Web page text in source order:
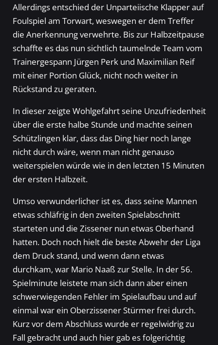
Allerdings entschied der Unparteiische Klapper auf
Foulspiel am Torwart, weswegen er dem Treffer
die Anerkennung verwehrte. Bis zur Halbzeitpause
schaffte es das nun sichtlich taumelnde Team vom
Trainergespann Jürgen Perk und Maximilian Reif
mit einer Portion Glück, nicht noch weiter in
Rückstand zu geraten.
In dieser zeigte Wohlgefahrt seine Unzufriedenheit
über die erste halbe Stunde und machte seinen
Schützlingen klar, dass das Ding hier noch lange
nicht durch wäre, wenn man nicht genauso
weiterspielen würde wie in den letzten 15 Minuten
der ersten Halbzeit.
Umso verwunderlicher ist es, dass seine Mannen
etwas schläfrig in den zweiten Spielabschnitt
starteten und die Zissener nun etwas Oberhand
hatten. Doch noch hielt die beste Abwehr der Liga
dem Druck stand, und wenn dann etwas
durchkam, war Mario Naaß zur Stelle. In der 56.
Spielminute leistete man sich dann aber einen
schwerwiegenden Fehler im Spielaufbau und auf
einmal war ein Oberzissener Stürmer frei durch.
Kurz vor dem Abschluss wurde er regelwidrig zu
Fall gebracht und auch hier gab es folgerichtig